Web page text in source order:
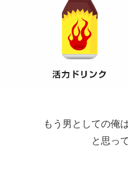
もう男としての俺
と思っ